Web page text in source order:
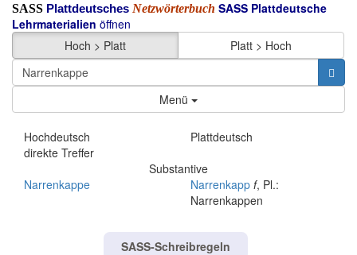
SASS Plattdeutsches Netzwörterbuch SASS Plattdeutsche
Lehrmaterialien öffnen
Hoch > Platt
Platt > Hoch
Menü
Hochdeutsch
Plattdeutsch
direkte Treffer
Substantive
Narrenkappe
Narrenkapp f, Pl.:
Narrenkappen
SASS-Schreibregeln